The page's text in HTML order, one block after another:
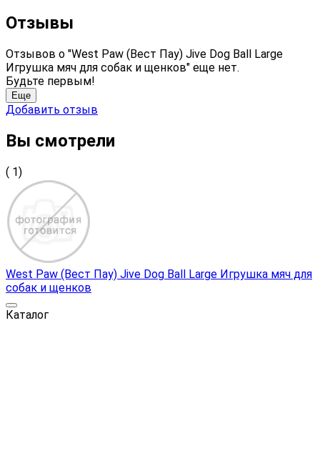
Отзывы
Отзывов о "West Paw (Вест Пау) Jive Dog Ball Large
Игрушка мяч для собак и щенков" еще нет.
Будьте первым!
Еще
Добавить отзыв
Вы смотрели
( 1)
West Paw (Вест Пау) Jive Dog Ball Large Игрушка мяч для
собак и щенков
Каталог